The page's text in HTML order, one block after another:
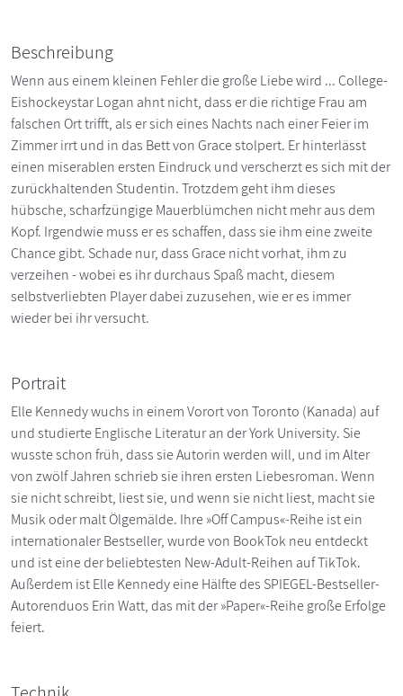
Beschreibung
Wenn aus einem kleinen Fehler die große Liebe wird ... College-
Eishockeystar Logan ahnt nicht, dass er die richtige Frau am
falschen Ort trifft, als er sich eines Nachts nach einer Feier im
Zimmer irrt und in das Bett von Grace stolpert. Er hinterlässt
einen miserablen ersten Eindruck und verscherzt es sich mit der
zurückhaltenden Studentin. Trotzdem geht ihm dieses
hübsche, scharfzüngige Mauerblümchen nicht mehr aus dem
Kopf. Irgendwie muss er es schaffen, dass sie ihm eine zweite
Chance gibt. Schade nur, dass Grace nicht vorhat, ihm zu
verzeihen - wobei es ihr durchaus Spaß macht, diesem
selbstverliebten Player dabei zuzusehen, wie er es immer
wieder bei ihr versucht.
Portrait
Elle Kennedy wuchs in einem Vorort von Toronto (Kanada) auf
und studierte Englische Literatur an der York University. Sie
wusste schon früh, dass sie Autorin werden will, und im Alter
von zwölf Jahren schrieb sie ihren ersten Liebesroman. Wenn
sie nicht schreibt, liest sie, und wenn sie nicht liest, macht sie
Musik oder malt Ölgemälde. Ihre »Off Campus«-Reihe ist ein
internationaler Bestseller, wurde von BookTok neu entdeckt
und ist eine der beliebtesten New-Adult-Reihen auf TikTok.
Außerdem ist Elle Kennedy eine Hälfte des SPIEGEL-Bestseller-
Autorenduos Erin Watt, das mit der »Paper«-Reihe große Erfolge
feiert.